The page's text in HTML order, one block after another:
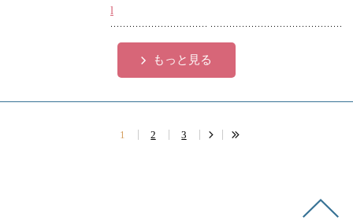
l
もっと見る
1 2 3